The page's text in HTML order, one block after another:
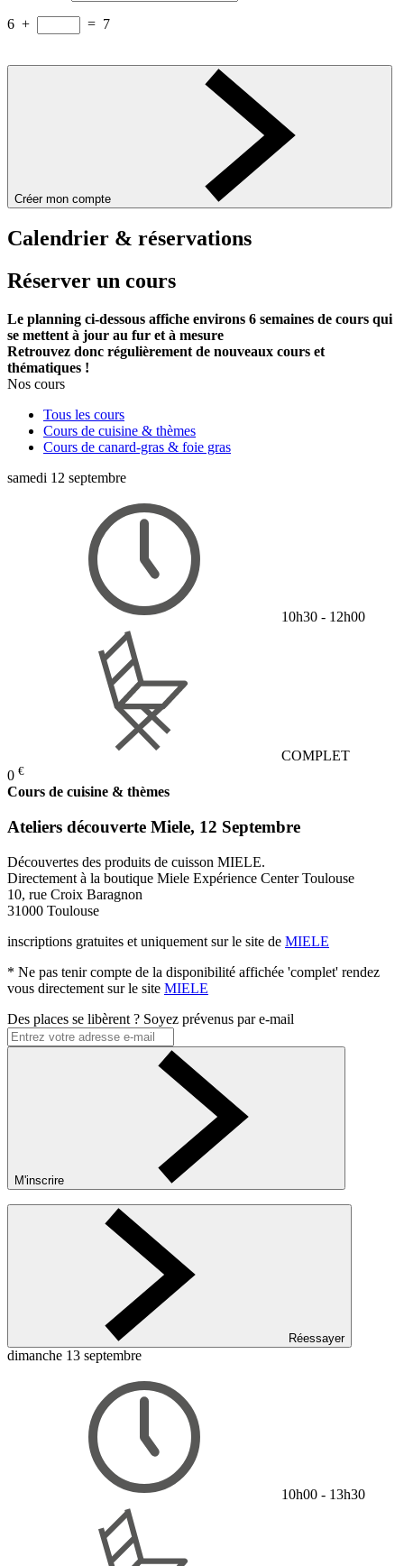
6 + = 7
Créer mon compte
Calendrier & réservations
Réserver un cours
Le planning ci-dessous affiche environs 6 semaines de cours qui
se mettent à jour au fur et à mesure
Retrouvez donc régulièrement de nouveaux cours et
thématiques !
Nos cours
Tous les cours
Cours de cuisine & thèmes
Cours de canard-gras & foie gras
samedi 12 septembre
10h30 - 12h00
COMPLET
0 €
Cours de cuisine & thèmes
Ateliers découverte Miele, 12 Septembre
Découvertes des produits de cuisson MIELE.
Directement à la boutique Miele Expérience Center Toulouse
10, rue Croix Baragnon
31000 Toulouse
inscriptions gratuites et uniquement sur le site de MIELE
* Ne pas tenir compte de la disponibilité affichée 'complet' rendez
vous directement sur le site MIELE
Des places se libèrent ? Soyez prévenus par e-mail
M'inscrire
Réessayer
dimanche 13 septembre
10h00 - 13h30